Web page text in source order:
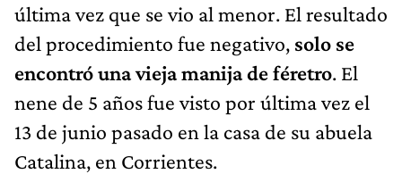
última vez que se vio al menor. El resultado
del procedimiento fue negativo, solo se
encontró una vieja manija de féretro. El
nene de 5 años fue visto por última vez el
13 de junio pasado en la casa de su abuela
Catalina, en Corrientes.